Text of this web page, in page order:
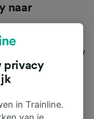
naar
de trein van Rugby
afstand van
treinen treinen per
reizen en tickets
privacy
in Trainline.